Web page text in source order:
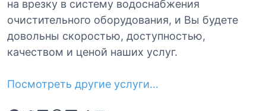
на врезку в систему водоснабжения
очистительного оборудования, и Вы будете
довольны скоростью, доступностью,
качеством и ценой наших услуг.
Посмотреть другие услуги…